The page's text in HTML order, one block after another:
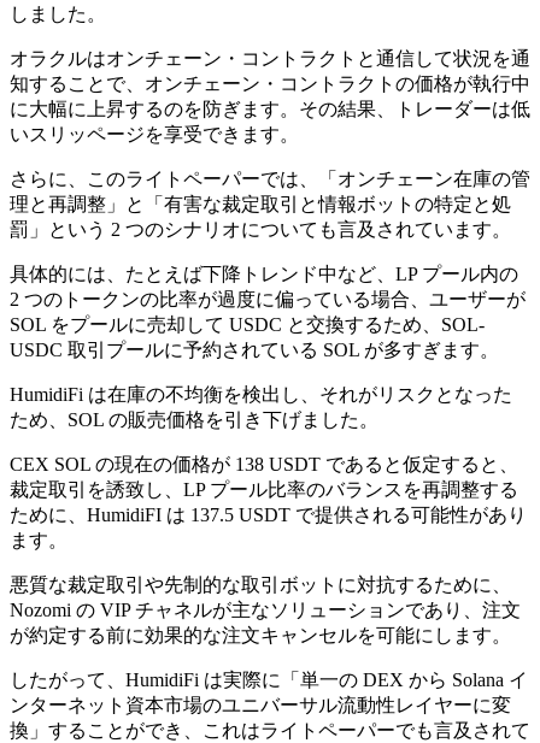
しました。
オラクルはオンチェーン・コントラクトと通信して状況を通
知することで、オンチェーン・コントラクトの価格が執行中
に大幅に上昇するのを防ぎます。その結果、トレーダーは低
いスリッページを享受できます。
さらに、このライトペーパーでは、「オンチェーン在庫の管
理と再調整」と「有害な裁定取引と情報ボットの特定と処
罰」という 2 つのシナリオについても言及されています。
具体的には、たとえば下降トレンド中など、LP プール内の
2 つのトークンの比率が過度に偏っている場合、ユーザーが
SOL をプールに売却して USDC と交換するため、SOL-
USDC 取引プールに予約されている SOL が多すぎます。
HumidiFi は在庫の不均衡を検出し、それがリスクとなった
ため、SOL の販売価格を引き下げました。
CEX SOL の現在の価格が 138 USDT であると仮定すると、
裁定取引を誘致し、LP プール比率のバランスを再調整する
ために、HumidiFI は 137.5 USDT で提供される可能性があり
ます。
悪質な裁定取引や先制的な取引ボットに対抗するために、
Nozomi の VIP チャネルが主なソリューションであり、注文
が約定する前に効果的な注文キャンセルを可能にします。
したがって、HumidiFi は実際に「単一の DEX から Solana イ
ンターネット資本市場のユニバーサル流動性レイヤーに変
換」することができ、これはライトペーパーでも言及されて